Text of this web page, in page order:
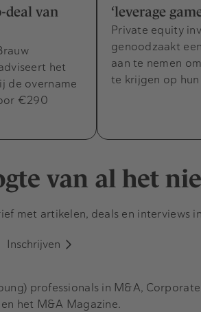
deal van
het
de overname
€290
‘leverage
Private equity
genoodzaakt
aan te nemen
te krijgen op
van al het
met artikelen, deals en interviews
Inschrijven
professionals in M&A,
het M&A Magazine.